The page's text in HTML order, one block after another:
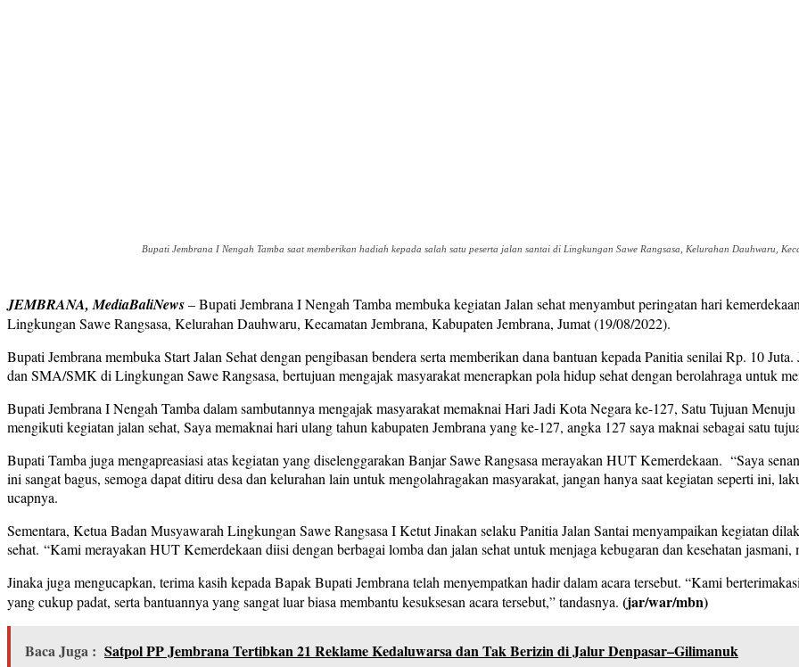
Bupati Jembrana I Nengah Tamba saat memberikan hadiah kepada salah satu peserta jalan santai di Lingkungan Sawe Rangsasa, Kelurahan Dauhwaru,
JEMBRANA, MediaBaliNews– Bupati Jembrana I Nengah Tamba membuka kegiatan Jalan sehat menyambut peringatan hari
Lingkungan Sawe Rangsasa, Kelurahan Dauhwaru, Kecamatan Jembrana, Kabupaten Jembrana, Jumat (19/08/2022).
Bupati Jembrana membuka Start Jalan Sehat dengan pengibasan bendera serta memberikan dana bantuan kepada Panitia senilai Rp. 10
dan SMA/SMK di Lingkungan Sawe Rangsasa, bertujuan mengajak masyarakat menerapkan pola hidup sehat dengan berolahraga untuk
Bupati Jembrana I Nengah Tamba dalam sambutannya mengajak masyarakat memaknai Hari Jadi Kota Negara ke-127, Satu Tujuan
mengikuti kegiatan jalan sehat, Saya memaknai hari ulang tahun kabupaten Jembrana yang ke-127, angka 127 saya maknai sebagai satu
Bupati Tamba juga mengapreasiasi atas kegiatan yang diselenggarakan Banjar Sawe Rangsasa merayakan HUT Kemerdekaan. “Saya
ini sangat bagus, semoga dapat ditiru desa dan kelurahan lain untuk mengolahragakan masyarakat, jangan hanya saat kegiatan seperti ini,
ucapnya.
Sementara, Ketua Badan Musyawarah Lingkungan Sawe Rangsasa I Ketut Jinakan selaku Panitia Jalan Santai menyampaikan kegiatan
sehat. “Kami merayakan HUT Kemerdekaan diisi dengan berbagai lomba dan jalan sehat untuk menjaga kebugaran dan kesehatan
Jinaka juga mengucapkan, terima kasih kepada Bapak Bupati Jembrana telah menyempatkan hadir dalam acara tersebut. “Kami
yang cukup padat, serta bantuannya yang sangat luar biasa membantu kesuksesan acara tersebut,” tandasnya. (jar/war/mbn)
Baca Juga : Satpol PP Jembrana Tertibkan 21 Reklame Kedaluwarsa dan Tak Berizin di Jalur Denpasar–Gilimanuk